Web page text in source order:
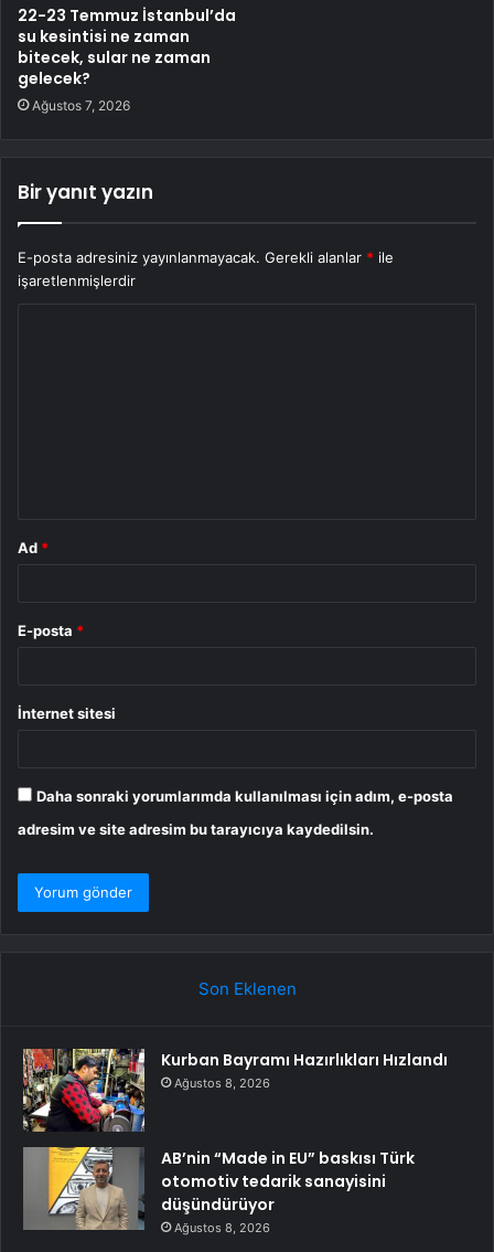
22-23 Temmuz İstanbul’da
su kesintisi ne zaman
bitecek, sular ne zaman
gelecek?
Ağustos 7, 2026
Bir yanıt yazın
E-posta adresiniz yayınlanmayacak. Gerekli alanlar * ile
işaretlenmişlerdir
Ad *
E-posta *
İnternet sitesi
Daha sonraki yorumlarımda kullanılması için adım, e-posta
adresim ve site adresim bu tarayıcıya kaydedilsin.
Son Eklenen
Kurban Bayramı Hazırlıkları Hızlandı
Ağustos 8, 2026
AB’nin “Made in EU” baskısı Türk
otomotiv tedarik sanayisini
düşündürüyor
Ağustos 8, 2026